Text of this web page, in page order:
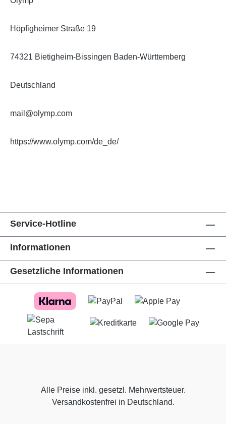
Höpfigheimer Straße 19
74321 Bietigheim-Bissingen Baden-Württemberg
Deutschland
mail@olymp.com
https://www.olymp.com/de_de/
Service-Hotline
Informationen
Gesetzliche Informationen
Alle Preise inkl. gesetzl. Mehrwertsteuer.
Versandkostenfrei in Deutschland.